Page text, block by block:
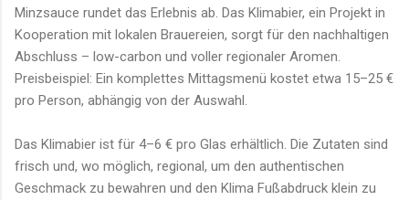
Minzsauce rundet das Erlebnis ab. Das Klimabier, ein Projekt in
Kooperation mit lokalen Brauereien, sorgt für den nachhaltigen
Abschluss – low-carbon und voller regionaler Aromen.
Preisbeispiel: Ein komplettes Mittagsmenü kostet etwa 15–25 €
pro Person, abhängig von der Auswahl.
Das Klimabier ist für 4–6 € pro Glas erhältlich. Die Zutaten sind
frisch und, wo möglich, regional, um den authentischen
Geschmack zu bewahren und den Klima Fußabdruck klein zu